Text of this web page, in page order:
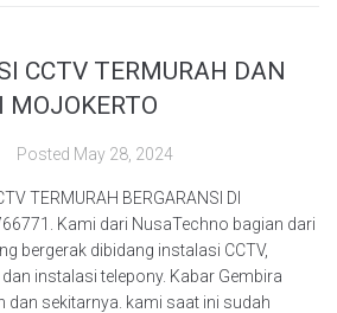
CCTV TERMURAH DAN
MOJOKERTO
Posted May 28, 2024
TERMURAH BERGARANSI DI
Kami dari NusaTechno bagian dari
bergerak dibidang instalasi CCTV,
instalasi telepony. Kabar Gembira
dan sekitarnya. kami saat ini sudah